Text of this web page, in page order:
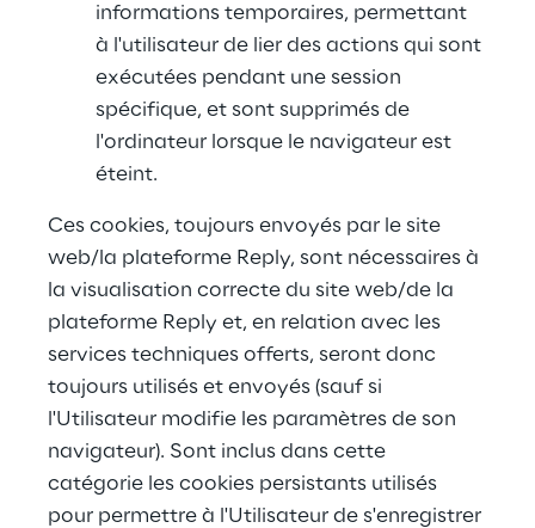
informations temporaires, permettant
à l'utilisateur de lier des actions qui sont
exécutées pendant une session
spécifique, et sont supprimés de
l'ordinateur lorsque le navigateur est
éteint.
Ces cookies, toujours envoyés par le site
web/la plateforme Reply, sont nécessaires à
la visualisation correcte du site web/de la
plateforme Reply et, en relation avec les
services techniques offerts, seront donc
toujours utilisés et envoyés (sauf si
l'Utilisateur modifie les paramètres de son
navigateur). Sont inclus dans cette
catégorie les cookies persistants utilisés
pour permettre à l'Utilisateur de s'enregistrer